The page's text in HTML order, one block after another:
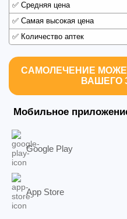
✅ Средняя цена
✅ Самая высокая цена
✅ Количество аптек
САМОЛЕЧЕНИЕ
ВАШЕГО
Мобильное
Google Play
App Store